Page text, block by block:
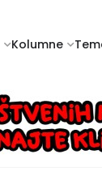
Kolumne